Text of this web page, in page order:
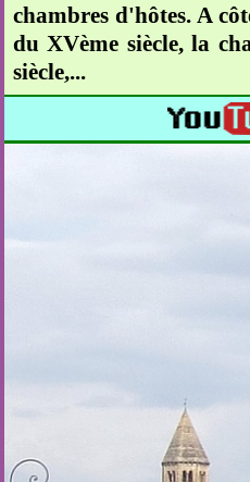
chambres d'hôtes. A
du XVème siècle, la
siècle,...